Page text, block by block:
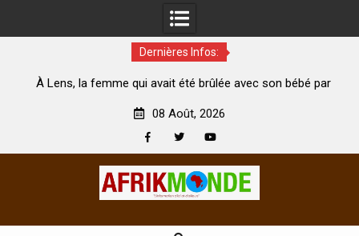
Dernières Infos:
qui avait été brûlée avec son bébé par
Coopération: Le
08 Août, 2026